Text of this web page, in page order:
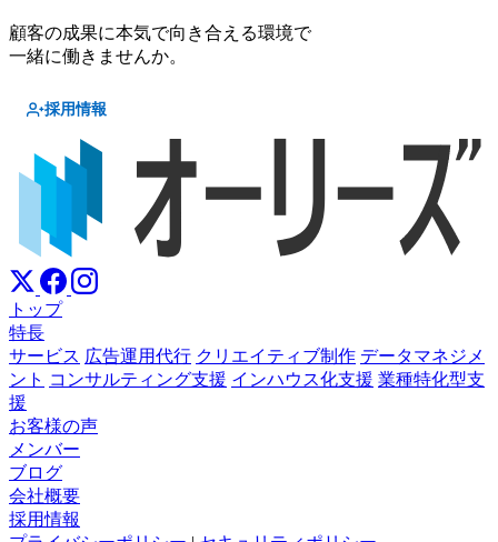
顧客の成果に本気で向き合える環境で
一緒に働きませんか。
採用情報
トップ
特長
サービス 広告運用代行 クリエイティブ制作 データマネジメ
ント コンサルティング支援 インハウス化支援 業種特化型支
援
お客様の声
メンバー
ブログ
会社概要
採用情報